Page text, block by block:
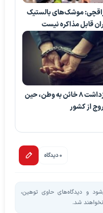
موشک‌های بالستیک
قابل مذاکره نیست
بازداشت ۸ خائن به وطن، حین
از کشور
0 دیدگاه
و دیدگاه‌های حاوی توهین،
نخواهند شد.